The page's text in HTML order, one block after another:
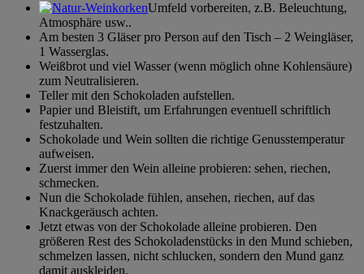
Umfeld vorbereiten, z.B. Beleuchtung,
Atmosphäre usw..
Am besten 3 Gläser pro Person auf den Tisch – 2 Weingläser,
1 Wasserglas.
Weißbrot und viel Wasser (wenn möglich ohne Kohlensäure)
zum Neutralisieren.
Teller mit den Schokoladen aufstellen.
Papier und Bleistift, um Erfahrungen eventuell schriftlich
festzuhalten.
Schokolade und Wein sollten die richtige Genusstemperatur
aufweisen.
Zuerst immer den Wein alleine probieren: sehen, riechen,
schmecken.
Nun die Schokolade fühlen, ansehen, riechen, auf das
Knackgeräusch achten.
Jetzt etwas von der Schokolade alleine probieren. Den
größeren Rest des Schokoladenstücks in den Mund schieben,
schmelzen lassen, nicht schlucken, sondern den Mund ganz
damit auskleiden.